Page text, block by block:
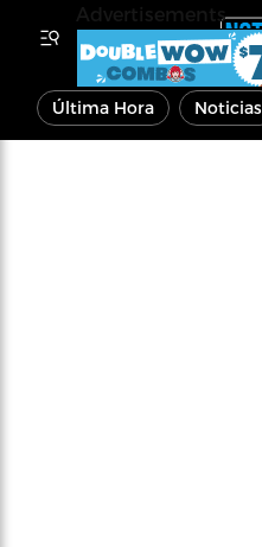
Última Hora Noticias
Advertisements